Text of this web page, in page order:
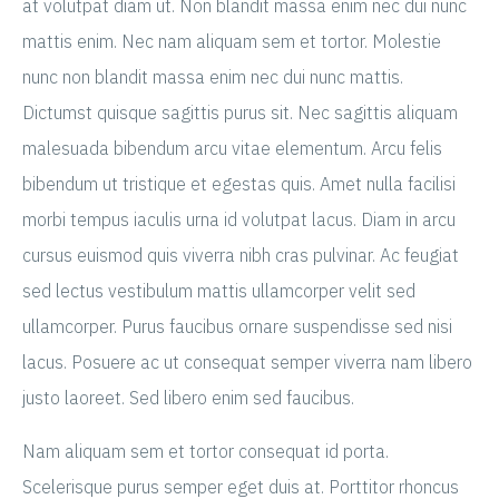
at volutpat diam ut. Non blandit massa enim nec dui nunc
mattis enim. Nec nam aliquam sem et tortor. Molestie
nunc non blandit massa enim nec dui nunc mattis.
Dictumst quisque sagittis purus sit. Nec sagittis aliquam
malesuada bibendum arcu vitae elementum. Arcu felis
bibendum ut tristique et egestas quis. Amet nulla facilisi
morbi tempus iaculis urna id volutpat lacus. Diam in arcu
cursus euismod quis viverra nibh cras pulvinar. Ac feugiat
sed lectus vestibulum mattis ullamcorper velit sed
ullamcorper. Purus faucibus ornare suspendisse sed nisi
lacus. Posuere ac ut consequat semper viverra nam libero
justo laoreet. Sed libero enim sed faucibus.
Nam aliquam sem et tortor consequat id porta.
Scelerisque purus semper eget duis at. Porttitor rhoncus